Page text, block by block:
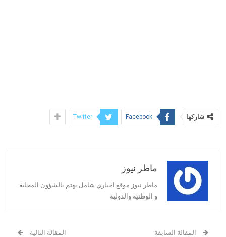
شاركها Facebook
Twitter
ماطر نيوز
ماطر نيوز موقع اخباري شامل يهتم بالشؤون المحلية
و الوطنية والدولية
المقالة السابقة المقالة التالية